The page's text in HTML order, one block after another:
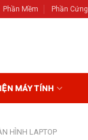
Phần Mềm Phần Cứng
MÁY TÍNH
HÌNH LAPTOP